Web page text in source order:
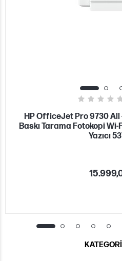
HP OfficeJet Pro 9730 All
Baskı Tarama Fotokopi
Yazıcı